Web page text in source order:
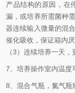
产品结构的原因，在
漏，或培养所需菌种
器连续输入微量的混
催化吸收，保证箱内
（3）连续培养一天
7、培养操作室内温度
8、混合气瓶，氮气